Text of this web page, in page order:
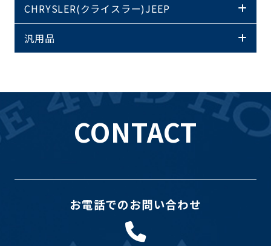
CHRYSLER(クライスラー)JEEP
汎用品
CONTACT
お電話でのお問い合わせ